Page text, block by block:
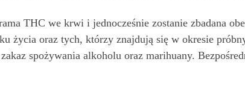
THC we krwi i jednocześnie zostanie zbadana
życia oraz tych, którzy znajdują się w okresie
spożywania alkoholu oraz marihuany.